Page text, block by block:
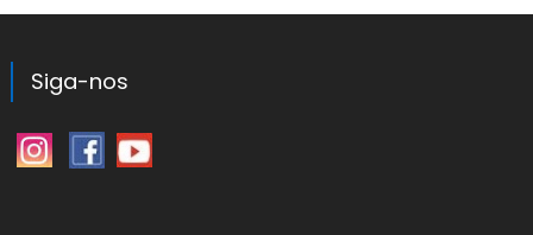
Siga-nos